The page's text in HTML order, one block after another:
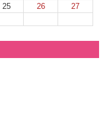
25 26
27